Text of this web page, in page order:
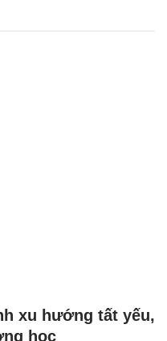
xu hướng tất yếu,
học